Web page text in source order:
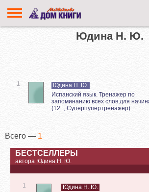
Юдина Н. Ю.
1
Юдина Н. Ю.
Испанский язык. Тренажер по
запоминанию всех слов для
(12+, Суперпупертренажёр)
Всего — 1
БЕСТСЕЛЛЕРЫ
автора Юдина Н. Ю.
1
Юдина Н. Ю.